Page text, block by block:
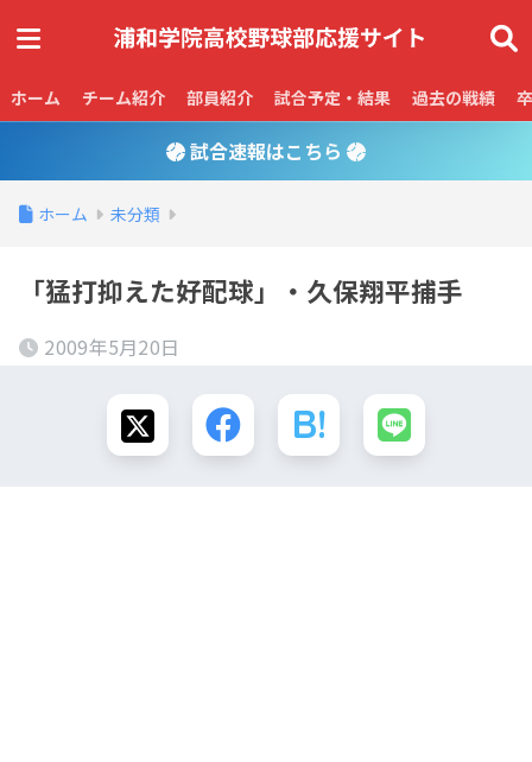
ホーム チーム紹介 部員紹介 試合予定・結果 過去の戦績
試合速報はこちら
ホーム 未分類
「猛打抑えた好配球」・久保翔平捕手
2009年5月20日